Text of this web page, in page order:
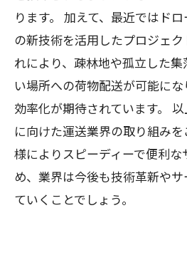
ります。 加えて、最近ではド
の新技術を活用したプロジェ
れにより、疎林地や孤立した
い場所への荷物配送が可能に
効率化が期待されています。
に向けた運送業界の取り組み
様によりスピーディーで便利
め、業界は今後も技術革新や
ていくことでしょう。